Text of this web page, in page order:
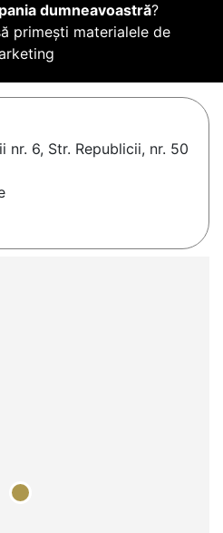
dumneavoastră?
primești materialele de
nr. 6, Str. Republicii, nr. 50